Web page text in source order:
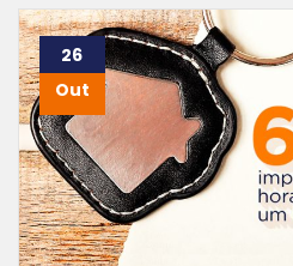
26
Out